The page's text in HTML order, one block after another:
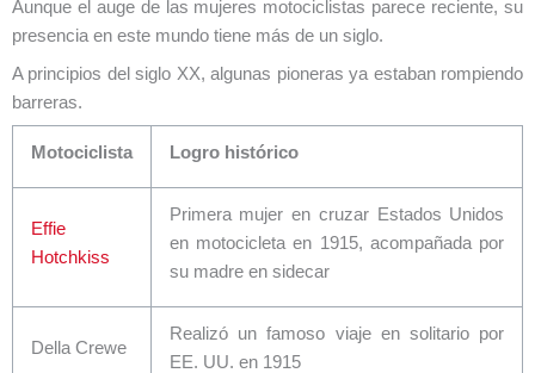
Aunque el auge de las mujeres motociclistas parece reciente, su
presencia en este mundo tiene más de un siglo.
A principios del siglo XX, algunas pioneras ya estaban rompiendo
barreras.
Motociclista Logro histórico
Effie
Hotchkiss
Primera mujer en cruzar Estados Unidos
en motocicleta en 1915, acompañada por
su madre en sidecar
Della Crewe
Realizó un famoso viaje en solitario por
EE. UU. en 1915